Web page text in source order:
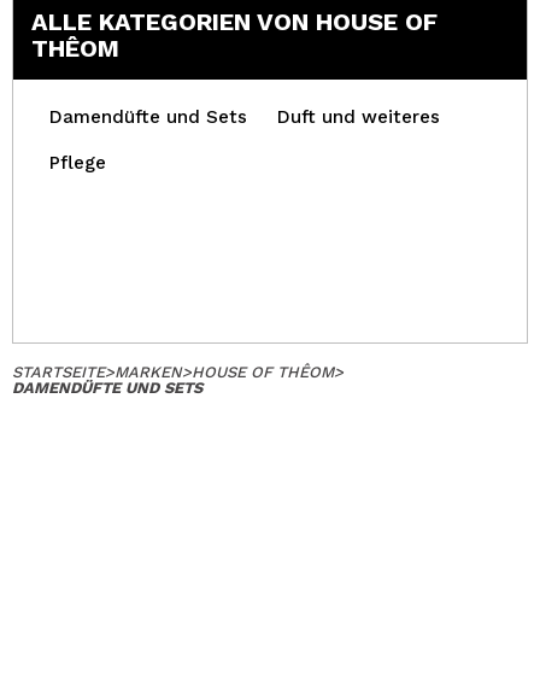
ALLE KATEGORIEN VON HOUSE OF
THÊOM
Damendüfte und Sets Duft und weiteres
Pflege
STARTSEITE>MARKEN>HOUSE OF THÊOM>
DAMENDÜFTE UND SETS